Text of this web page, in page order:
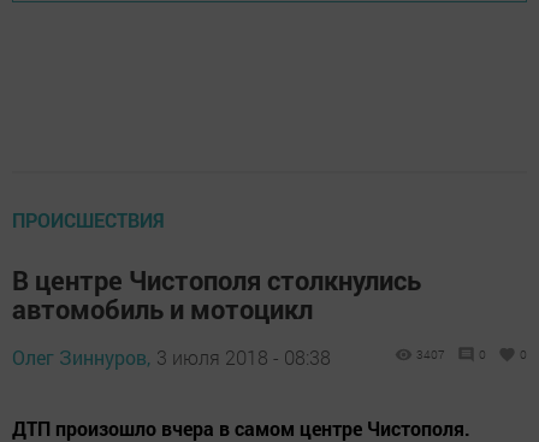
ПРОИСШЕСТВИЯ
В центре Чистополя столкнулись
автомобиль и мотоцикл
Олег Зиннуров, 3 июля 2018 - 08:38 3407 0 0
ДТП произошло вчера в самом центре Чистополя.